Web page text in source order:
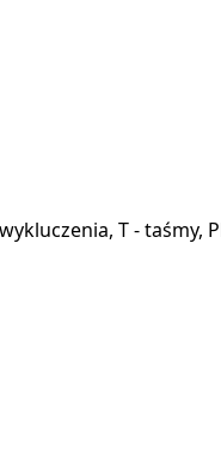
T - taśmy,